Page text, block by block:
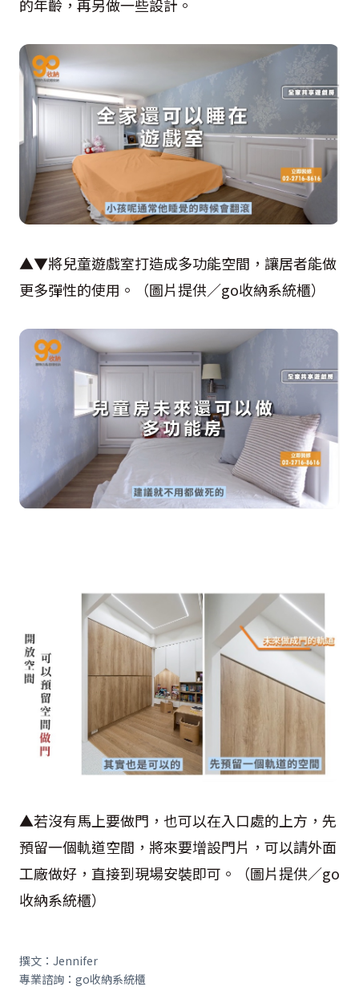
的年齡，再另做一些設計。
▲▼將兒童遊戲室打造成多功能空間，讓居者能做
更多彈性的使用。（圖片提供／go收納系統櫃）
▲若沒有馬上要做門，也可以在入口處的上方，先
預留一個軌道空間，將來要增設門片，可以請外面
工廠做好，直接到現場安裝即可。（圖片提供／go
收納系統櫃）
撰文：Jennifer
專業諮詢：go收納系統櫃